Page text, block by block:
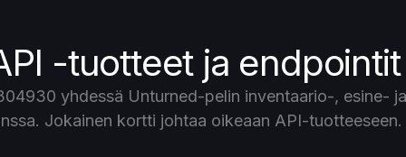
-tuotteet ja endpointit
yhdessä Unturned-pelin inventaario-, esine- ja
Jokainen kortti johtaa oikeaan API-tuotteeseen.